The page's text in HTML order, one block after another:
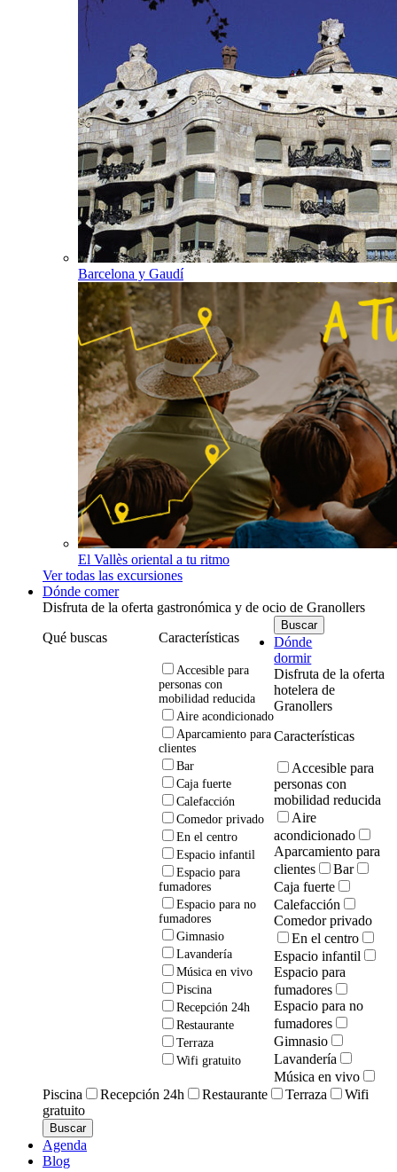
Barcelona y Gaudí
El Vallès oriental a tu ritmo
Ver todas las excursiones
Dónde comer
Disfruta de la oferta gastronómica y de ocio de Granollers
Qué buscas
Características
Accesible para
personas con
mobilidad reducida
Aire acondicionado
Aparcamiento para
clientes
Bar
Caja fuerte
Calefacción
Comedor privado
En el centro
Espacio infantil
Espacio para
fumadores
Espacio para no
fumadores
Gimnasio
Lavandería
Música en vivo
Piscina
Recepción 24h
Restaurante
Terraza
Wifi gratuito
Dónde
dormir
Disfruta de la oferta
hotelera de
Granollers
Características
Accesible para
personas con
mobilidad reducida
Aire
acondicionado
Aparcamiento para
clientes
Bar
Caja fuerte
Calefacción
Comedor privado
En el centro
Espacio infantil
Espacio para
fumadores
Espacio para no
fumadores
Gimnasio
Lavandería
Música en vivo
Piscina
Recepción 24h Restaurante Terraza
Wifi
gratuito
Agenda
Blog